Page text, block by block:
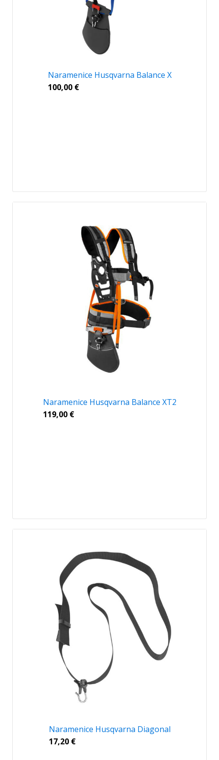
Naramenice Husqvarna Balance X
100,00 €
Naramenice Husqvarna Balance XT2
119,00 €
Naramenice Husqvarna Diagonal
17,20 €